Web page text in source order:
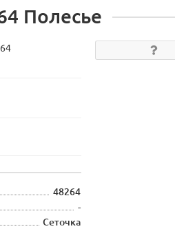
Полесье
48264
-
Сеточка